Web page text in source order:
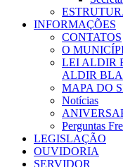
INFORMAÇÕES
CONTATOS
O
LEI ALDIR
ALDIR
MAPA DO
Notícias
Perguntas
LEGISLAÇÃO
OUVIDORIA
SERVIDOR